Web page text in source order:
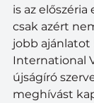
is az előszéria
csak azért
jobb ajánlatot
International
újságíró
meghívást